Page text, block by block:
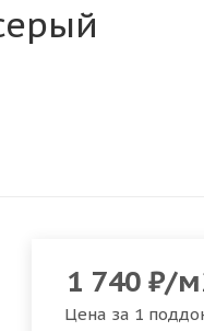
1 740₽/
Цена за 1